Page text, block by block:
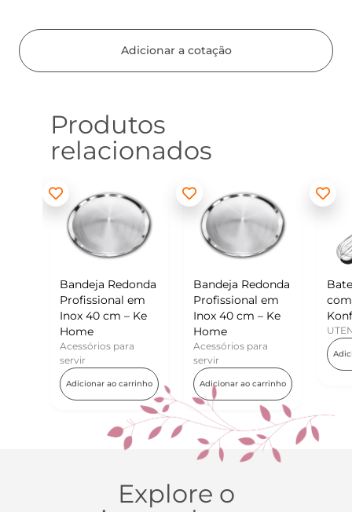
Adicionar a cotação
Produtos
relacionados
Redonda
ao carrinho
Bandeja Redonda
Profissional em
Inox 40 cm – Ke
Acessórios para
Adicionar ao carrinho
Batedor de Ovos
com Raspador –
Konfektt
Adicionar ao carrinho
Explore o